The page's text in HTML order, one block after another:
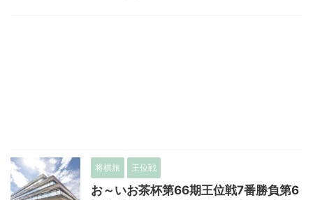
将棋旅 王位戦
お～いお茶杯第66期王位戦7番勝負第6